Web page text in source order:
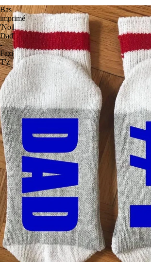
Bas
imprimé
'No1
Dad'
-
Fazi
T'z